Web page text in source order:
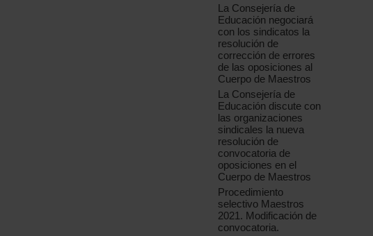
La Consejería de
Educación negociará
con los sindicatos la
resolución de
corrección de errores
de las oposiciones al
Cuerpo de Maestros
La Consejería de
Educación discute con
las organizaciones
sindicales la nueva
resolución de
convocatoria de
oposiciones en el
Cuerpo de Maestros
Procedimiento
selectivo Maestros
2021. Modificación de
convocatoria.